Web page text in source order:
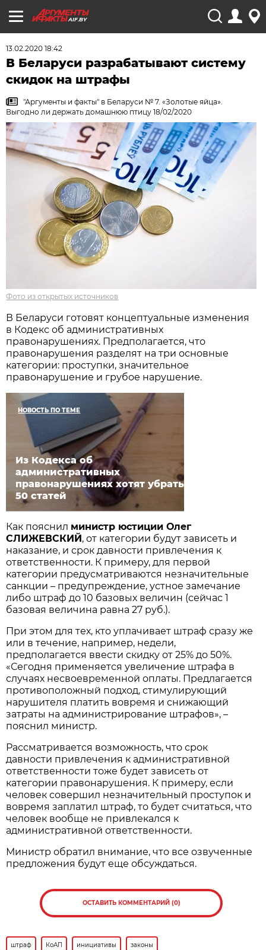
AIF.BY
13.02.2020 18:42
В Беларуси разрабатывают систему
скидок на штрафы
"Аргументы и факты" в Беларуси № 7. «Золотые яйца».
Выгодно ли держать домашнюю птицу 18/02/2020
Фото из открытых источников
В Беларуси готовят концептуальные изменения
в Кодекс об административных
правонарушениях. Предполагается, что
правонарушения разделят на три основные
категории: проступки, значительное
правонарушение и грубое нарушение.
НОВОСТЬ ПО ТЕМЕ
Из Кодекса об
административных
правонарушениях хотят убрать
50 статей
Как пояснил министр юстиции Олег
СЛИЖЕВСКИЙ, от категории будут зависеть и
наказание, и срок давности привлечения к
ответственности. К примеру, для первой
категории предусматриваются незначительные
санкции – предупреждение, устное замечание
либо штраф до 10 базовых величин (сейчас 1
базовая величина равна 27 руб.).
При этом для тех, кто уплачивает штраф сразу же
или в течение, например, недели,
предполагается ввести скидку от 25% до 50%.
«Сегодня применяется увеличение штрафа в
случаях несвоевременной оплаты. Предлагается
противоположный подход, стимулирующий
нарушителя платить вовремя и снижающий
затраты на администрирование штрафов», –
пояснил министр.
Рассматривается возможность, что срок
давности привлечения к административной
ответственности тоже будет зависеть от
категории правонарушения. К примеру, если
человек совершил незначительный проступок и
вовремя заплатил штраф, то будет считаться, что
человек вообще не привлекался к
административной ответственности.
Министр обратил внимание, что все озвученные
предложения будут еще обсуждаться.
ОСТАВИТЬ КОММЕНТАРИЙ (0)
штраф КоАП инициативы законы